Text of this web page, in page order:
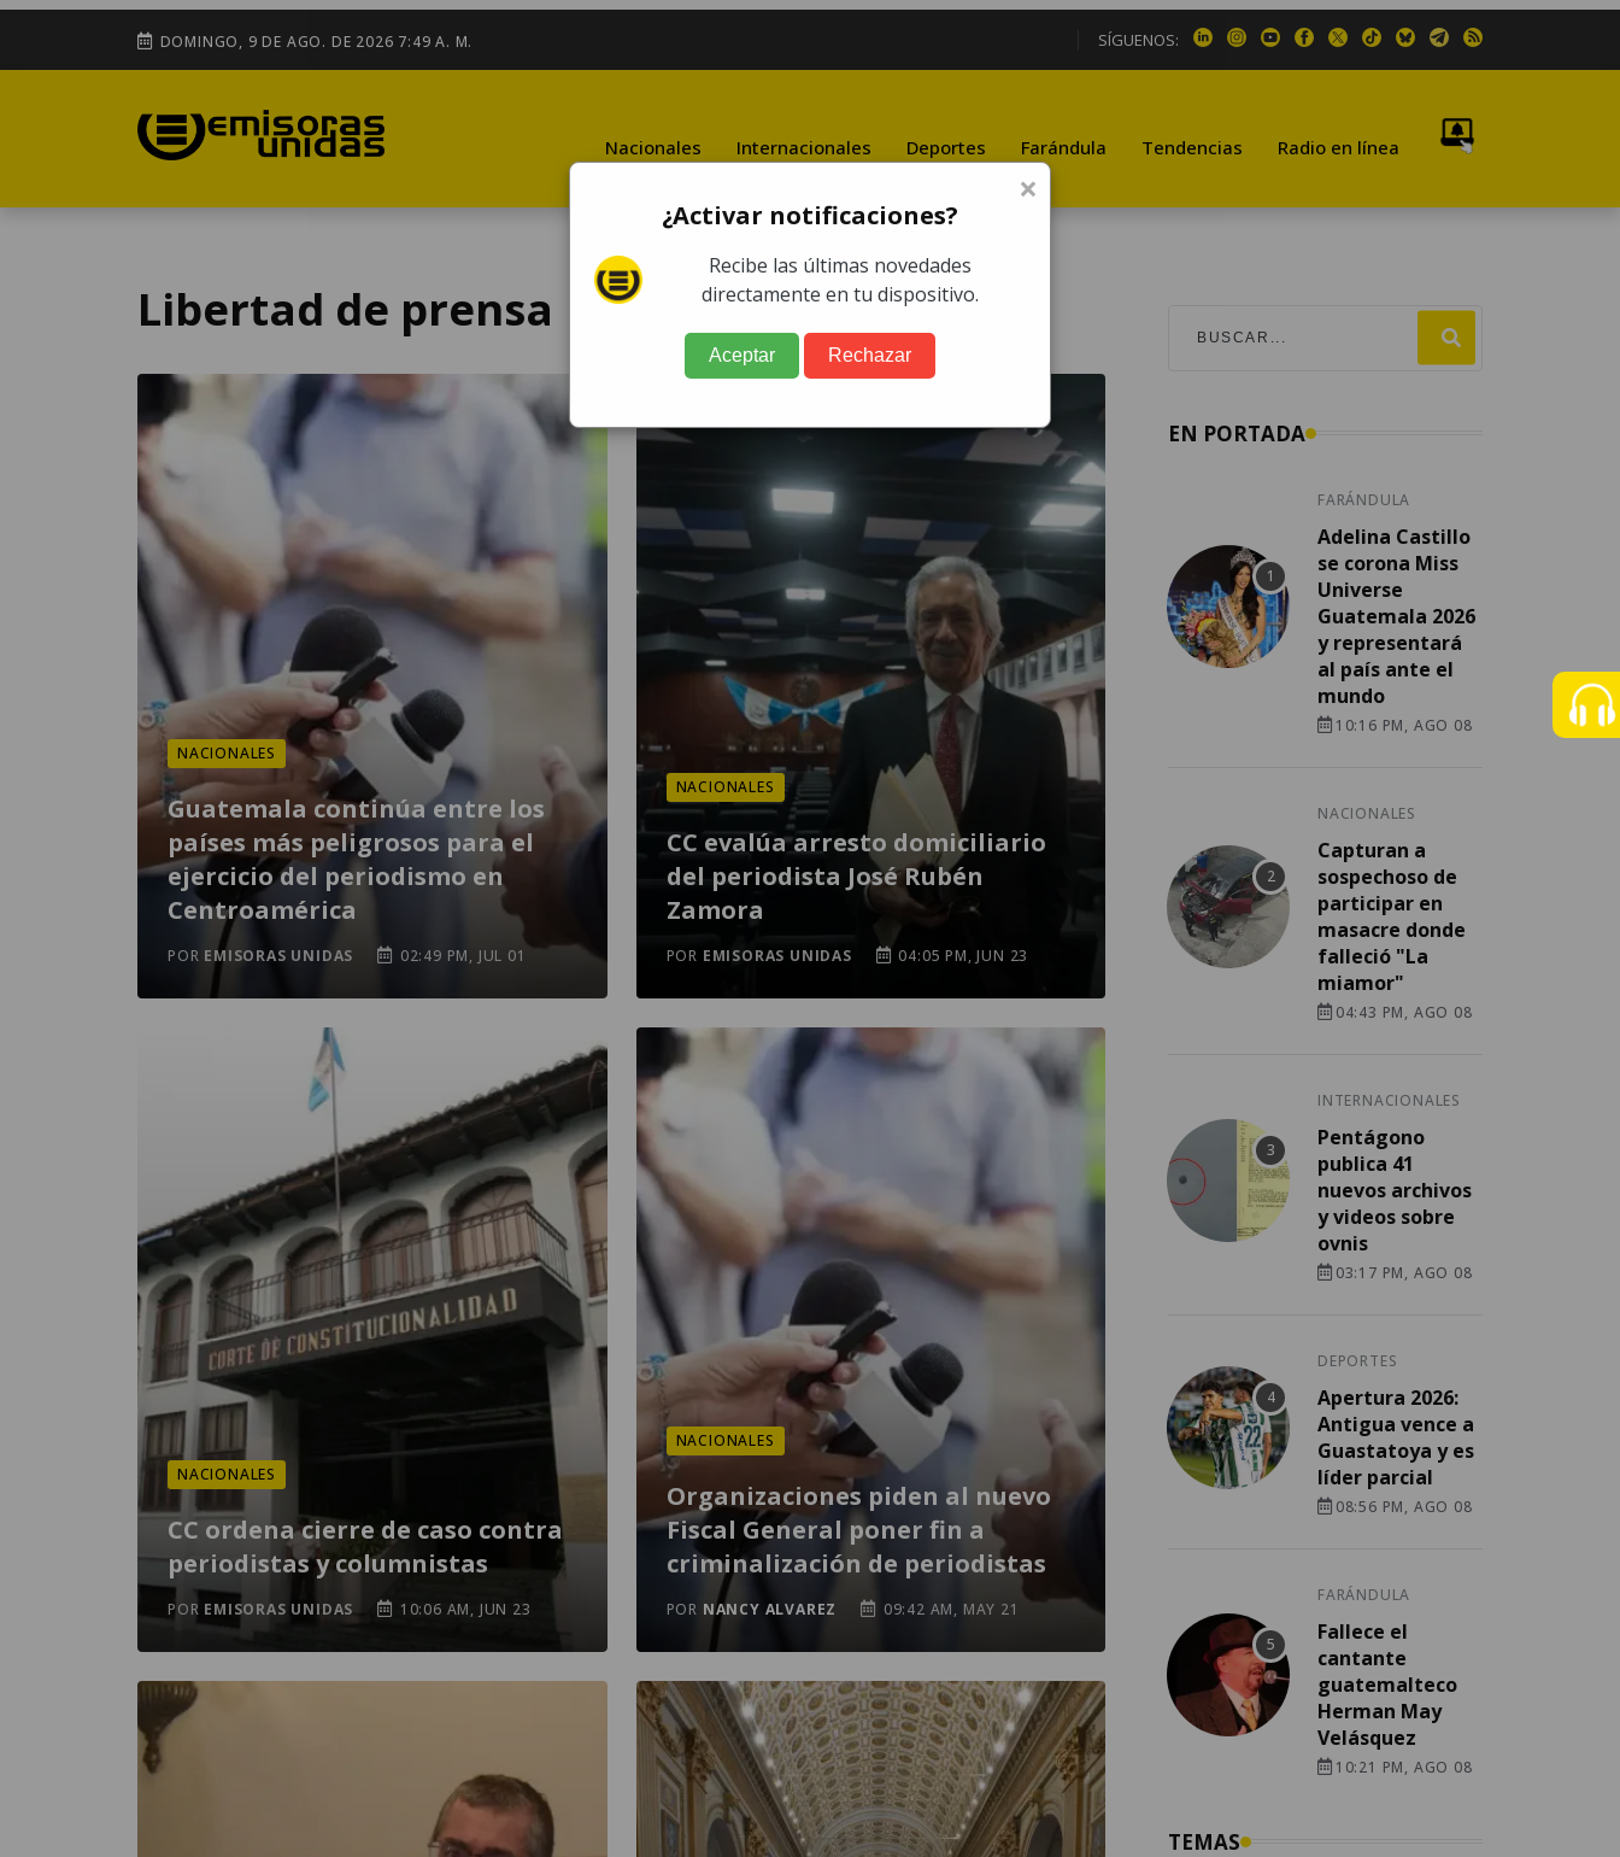
DOMINGO, 9 DE AGO. DE 2026 7:49 A. M. SÍGUENOS:
Nacionales Internacionales Deportes Farándula Tendencias Radio en línea
Libertad de prensa
NACIONALES
Guatemala continúa entre los
países más peligrosos para el
ejercicio del periodismo en
Centroamérica
POR EMISORAS UNIDAS 02:49 PM, JUL 01
NACIONALES
CC evalúa arresto domiciliario
del periodista José Rubén
Zamora
POR EMISORAS UNIDAS 04:05 PM, JUN 23
NACIONALES
CC ordena cierre de caso contra
periodistas y columnistas
POR EMISORAS UNIDAS 10:06 AM, JUN 23
NACIONALES
Organizaciones piden al nuevo
Fiscal General poner fin a
criminalización de periodistas
POR NANCY ALVAREZ 09:42 AM, MAY 21
EN PORTADA
FARÁNDULA
Adelina Castillo
se corona Miss
Universe
Guatemala 2026
y representará
al país ante el
mundo
10:16 PM, AGO 08
NACIONALES
Capturan a
sospechoso de
participar en
masacre donde
falleció "La
miamor"
04:43 PM, AGO 08
INTERNACIONALES
Pentágono
publica 41
nuevos archivos
y videos sobre
ovnis
03:17 PM, AGO 08
DEPORTES
Apertura 2026:
Antigua vence a
Guastatoya y es
líder parcial
08:56 PM, AGO 08
FARÁNDULA
Fallece el
cantante
guatemalteco
Herman May
Velásquez
10:21 PM, AGO 08
TEMAS
×
¿Activar notificaciones?
Recibe las últimas novedades
directamente en tu dispositivo.
Aceptar Rechazar